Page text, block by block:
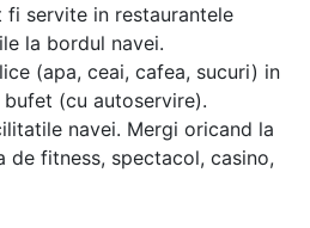
servite in restaurantele
la bordul navei.
(apa, ceai, cafea, sucuri) in
(cu autoservire).
navei. Mergi oricand la
de fitness, spectacol, casino,